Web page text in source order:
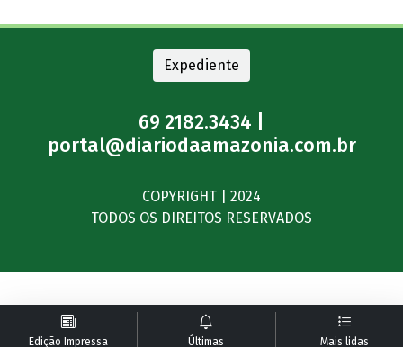
Edição Impressa Últimas Mais lidas
Expediente
69 2182.3434 |
portal@diariodaamazonia.com.br
COPYRIGHT | 2024
TODOS OS DIREITOS RESERVADOS